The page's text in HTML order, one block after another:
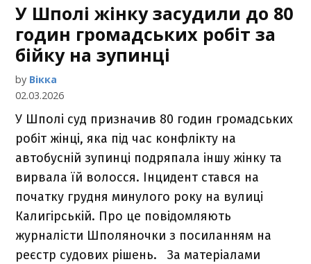
У Шполі жінку засудили до 80
годин громадських робіт за
бійку на зупинці
by Вікка
02.03.2026
У Шполі суд призначив 80 годин громадських
робіт жінці, яка під час конфлікту на
автобусній зупинці подряпала іншу жінку та
вирвала їй волосся. Інцидент стався на
початку грудня минулого року на вулиці
Калигірській. Про це повідомляють
журналісти Шполяночки з посиланням на
реєстр судових рішень. За матеріалами